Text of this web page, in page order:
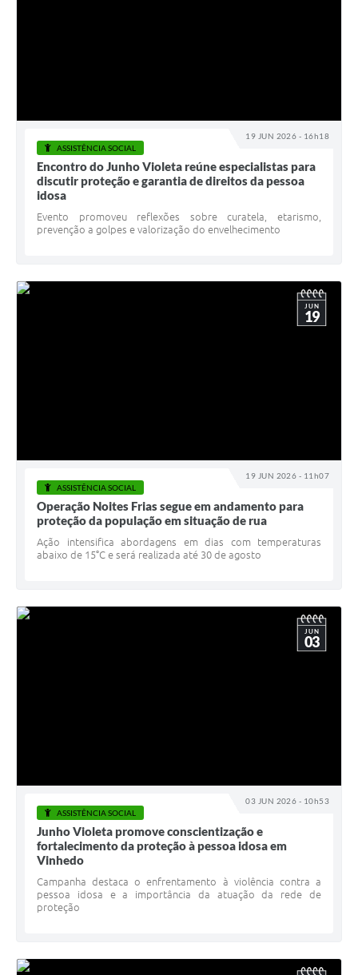
19 JUN 2026 - 16h18
ASSISTÊNCIA SOCIAL
Encontro do Junho Violeta reúne especialistas para
discutir proteção e garantia de direitos da pessoa
idosa
Evento promoveu reflexões sobre curatela, etarismo,
prevenção a golpes e valorização do envelhecimento
19 JUN 2026 - 11h07
JUN
19
ASSISTÊNCIA SOCIAL
Operação Noites Frias segue em andamento para
proteção da população em situação de rua
Ação intensifica abordagens em dias com temperaturas
abaixo de 15°C e será realizada até 30 de agosto
03 JUN 2026 - 10h53
JUN
03
ASSISTÊNCIA SOCIAL
Junho Violeta promove conscientização e
fortalecimento da proteção à pessoa idosa em
Vinhedo
Campanha destaca o enfrentamento à violência contra a
pessoa idosa e a importância da atuação da rede de
proteção